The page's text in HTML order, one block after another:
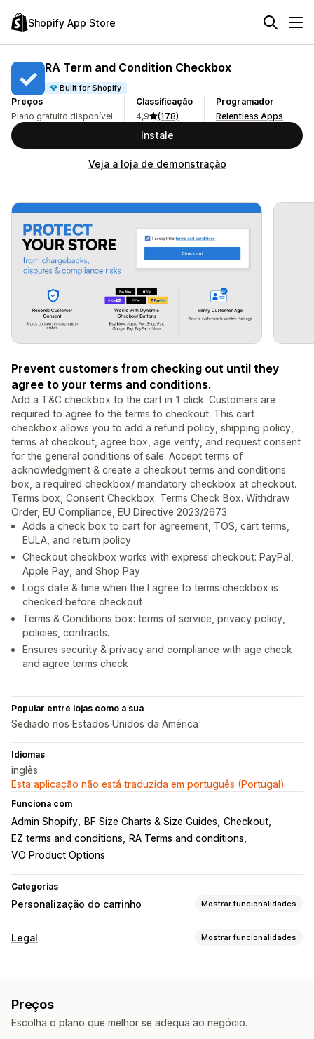
Shopify App Store
RA Term and Condition Checkbox
Built for Shopify
Preços
Plano gratuito disponível
Classificação
4,9
(178)
Programador
Relentless Apps
Instale
Veja a loja de demonstração
Prevent customers from checking out until they
agree to your terms and conditions.
Add a T&C checkbox to the cart in 1 click. Customers are
required to agree to the terms to checkout. This cart
checkbox allows you to add a refund policy, shipping policy,
terms at checkout, agree box, age verify, and request consent
for the general conditions of sale. Accept terms of
acknowledgment & create a checkout terms and conditions
box, a required checkbox/ mandatory checkbox at checkout.
Terms box, Consent Checkbox. Terms Check Box. Withdraw
Order, EU Compliance, EU Directive 2023/2673
Adds a check box to cart for agreement, TOS, cart terms,
EULA, and return policy
Checkout checkbox works with express checkout: PayPal,
Apple Pay, and Shop Pay
Logs date & time when the I agree to terms checkbox is
checked before checkout
Terms & Conditions box: terms of service, privacy policy,
policies, contracts.
Ensures security & privacy and compliance with age check
and agree terms check
Popular entre lojas como a sua
Sediado nos Estados Unidos da América
Idiomas
inglês
Esta aplicação não está traduzida em português (Portugal)
Funciona com
Admin Shopify BF Size Charts & Size Guides Checkout
EZ terms and conditions
RA Terms and conditions
VO Product Options
Categorias
Personalização do carrinho Mostrar funcionalidades
Apresentação do carrinho
Caixa de verificação dos termos
Legal Mostrar funcionalidades
Privacidade dos dados
Termos e condições Gestão de políticas
Preços
Escolha o plano que melhor se adequa ao negócio.